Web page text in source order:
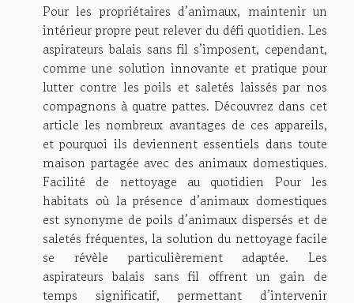
Pour les propriétaires d’animaux, maintenir un
intérieur propre peut relever du défi quotidien. Les
aspirateurs balais sans fil s’imposent, cependant,
comme une solution innovante et pratique pour
lutter contre les poils et saletés laissés par nos
compagnons à quatre pattes. Découvrez dans cet
article les nombreux avantages de ces appareils,
et pourquoi ils deviennent essentiels dans toute
maison partagée avec des animaux domestiques.
Facilité de nettoyage au quotidien Pour les
habitats où la présence d’animaux domestiques
est synonyme de poils d’animaux dispersés et de
saletés fréquentes, la solution du nettoyage facile
se révèle particulièrement adaptée. Les
aspirateurs balais sans fil offrent un gain de
temps significatif, permettant d’intervenir